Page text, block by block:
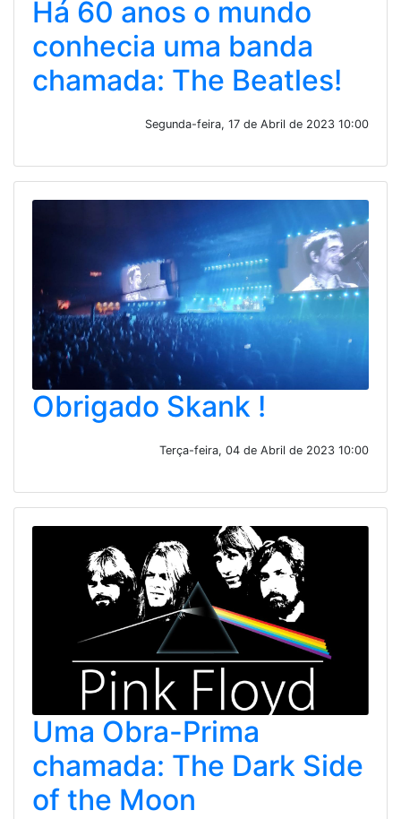
Há 60 anos o mundo
conhecia uma banda
chamada: The Beatles!
Segunda-feira, 17 de Abril de 2023 10:00
Obrigado Skank !
Terça-feira, 04 de Abril de 2023 10:00
Uma Obra-Prima
chamada: The Dark Side
of the Moon